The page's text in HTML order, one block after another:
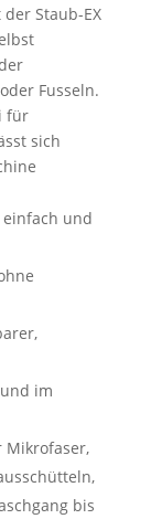
Staub-EX
Fusseln.
für
sich
und
im
Mikrofaser,
bis